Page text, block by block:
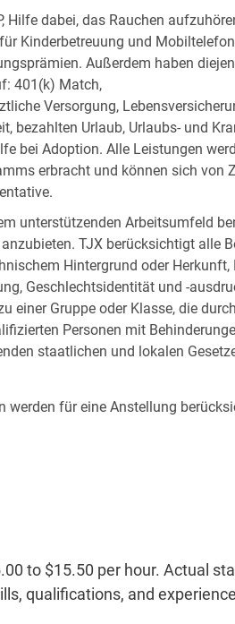
Hilfe dabei, das Rauchen
Kinderbetreuung und
Außerdem haben
401(k) Match,
Versorgung,
bezahlten Urlaub, Urlaubs- und
bei Adoption. Alle Leistungen
erbracht und können sich von
unterstützenden Arbeitsumfeld
TJX berücksichtigt alle
Hintergrund oder Herkunft,
Geschlechtsidentität und -
einer Gruppe oder Klasse, die
Personen mit
staatlichen und lokalen
werden für eine Anstellung
to $15.50 per hour. Actual
qualifications, and